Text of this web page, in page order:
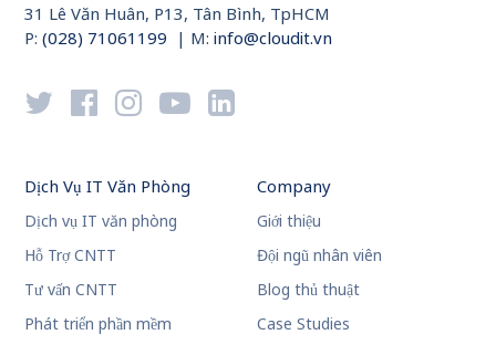
31 Lê Văn Huân, P13, Tân Bình, TpHCM
P:(028) 71061199 | M:info@cloudit.vn
Dịch Vụ IT Văn Phòng
Dịch vụ IT văn phòng
Hỗ Trợ CNTT
Tư vấn CNTT
Phát triển phần mềm
Company
Giới thiệu
Đội ngũ nhân viên
Blog thủ thuật
Case Studies